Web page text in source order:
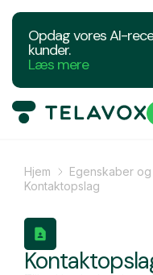
Opdag vores AI-
kunder.
Læs mere
Hjem Egenskaber
Kontaktopslag